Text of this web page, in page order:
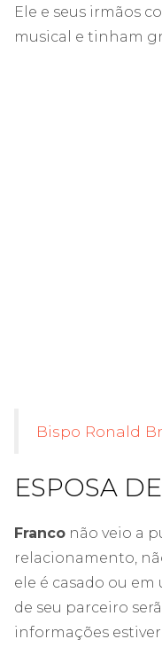
Ele e seus irmãos
musical e tinham
Bispo Ronald
ESPOSA
Franco não veio a
relacionamento,
ele é casado ou em
de seu parceiro
informações